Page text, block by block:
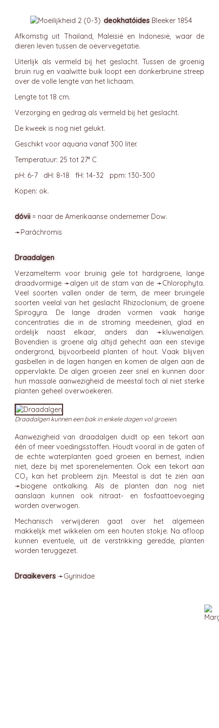
deokhatóides Bleeker 1854
Afkomstig uit Thailand, Maleisië en Indonesië, waar de
dieren leven tussen de oevervegetatie.
Uiterlijk als vermeld bij het geslacht. Tussen de groenig
bruin rug en vaalwitte buik loopt een donkerbruine streep
over de volle lengte van het lichaam.
Lengte tot 18 cm.
Verzorging en gedrag als vermeld bij het geslacht.
De kweek is nog niet gelukt.
Geschikt voor aquaria vanaf 300 liter.
Temperatuur: 25 tot 27° C
pH: 6-7 dH: 8-18 fH: 14-32 ppm: 130-300
Kopen: ok.
dóvii = naar de Amerikaanse ondernemer Dow.
➛Paráchromis
Draadalgen
Verzamelterm voor bruinig gele tot hardgroene, lange
draadvormige ➛algen uit de stam van de ➛Chlorophyta.
Veel soorten vallen onder de term, de meer bruingele
soorten veelal van het geslacht Rhizoclonium, de groene
Spirogyra. De lange draden vormen vaak harige
concentraties die in de stroming meedeinen, glad en
ordelijk naast elkaar, anders dan ➛kluwenalgen.
Bovendien is groene alg altijd gehecht aan een stevige
ondergrond, bijvoorbeeld planten of hout. Vaak blijven
gasbellen in de lagen hangen en komen de algen aan de
oppervlakte. De algen groeien zeer snel en kunnen door
hun massale aanwezigheid de meestal toch al niet sterke
planten geheel overwoekeren.
Draadalgen kunnen een bak in enkele dagen vol groeien.
Aanwezigheid van draadalgen duidt op een tekort aan
één of meer voedingsstoffen. Houdt vooral in de gaten of
de echte waterplanten goed groeien en bemest, indien
niet, deze bij met sporenelementen. Ook een tekort aan
CO₂ kan het probleem zijn. Meestal is dat te zien aan
➛biogene ontkalking. Als de planten dan nog niet
aanslaan kunnen ook nitraat- en fosfaattoevoeging
worden overwogen.
Mechanisch verwijderen gaat over het algemeen
makkelijk met wikkelen om een houten stokje. Na afloop
kunnen eventuele, uit de verstrikking geredde, planten
worden teruggezet.
Draaikevers ➛Gyrinidae